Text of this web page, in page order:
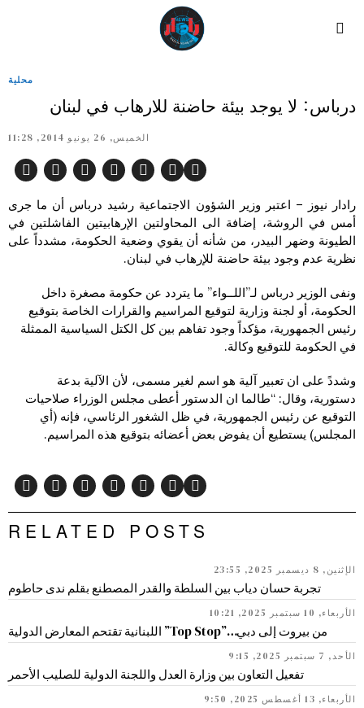
محلية
درباس: لا يوجد بيئة حاضنة للارهاب في لبنان
الخميس, 26 يونيو 2014, 11:28
رادار نيوز – اعتبر وزير الشؤون الاجتماعية رشيد درباس أن ما جرى
أمس في الروشة، إضافة الى المحاولتين الإرهابيتين الفاشلتين في
الطيونة وضهر البيدر، من شأنه أن يقوي وضعية الحكومة، مشدداً على
نظرية عدم وجود بيئة حاضنة للإرهاب في لبنان.
ونفى الوزير درباس لـ”اللــواء” ما يتردد عن حكومة مصغرة داخل
الحكومة، أو لجنة وزارية لتوقيع المراسيم والقرارات الخاصة بتوقيع
رئيس الجمهورية، مؤكداً وجود تفاهم بين كل الكتل السياسية الممثلة
في الحكومة للتوقيع وكالة.
وشددً على ان تعبير آلية هو اسم لغير مسمى، لأن الآلية بدعة
دستورية، وقال: “طالما ان الدستور أعطى مجلس الوزراء صلاحيات
التوقيع عن رئيس الجمهورية، في ظل الشغور الرئاسي، فإنه (أي
المجلس) يستطيع أن يفوض بعض أعضائه بتوقيع هذه المراسيم.
RELATED POSTS
الإثنين, 8 ديسمبر 2025, 23:55
تجربة حسان دياب بين السلطة والقدر المصطنع بقلم ندى حاطوم
الأربعاء, 10 سبتمبر 2025, 10:21
من بيروت إلى دبي…”Top Stop” اللبنانية تقتحم المعارض الدولية
الأحد, 7 سبتمبر 2025, 9:15
تفعيل التعاون بين وزارة العدل واللجنة الدولية للصليب الأحمر
الأربعاء, 13 أغسطس 2025, 9:50